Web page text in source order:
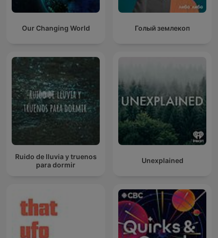
Our Changing World Голый землекоп
Ruido de lluvia y truenos
para dormir
Unexplained